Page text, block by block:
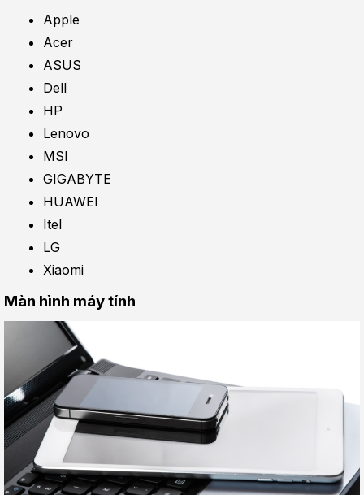
Apple
Acer
ASUS
Dell
HP
Lenovo
MSI
GIGABYTE
HUAWEI
Itel
LG
Xiaomi
Màn hình máy tính